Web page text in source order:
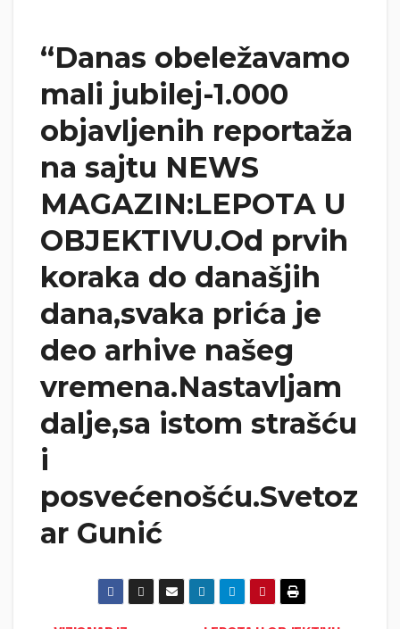
“Danas obeležavamo
mali jubilej-1.000
objavljenih reportaža
na sajtu NEWS
MAGAZIN:LEPOTA U
OBJEKTIVU.Od prvih
koraka do današjih
dana,svaka prića je
deo arhive našeg
vremena.Nastavljam
dalje,sa istom strašću
i
posvećenošću.Svetoz
ar Gunić